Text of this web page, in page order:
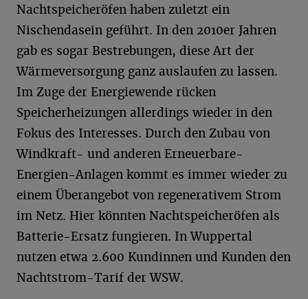
Nachtspeicheröfen haben zuletzt ein
Nischendasein geführt. In den 2010er Jahren
gab es sogar Bestrebungen, diese Art der
Wärmeversorgung ganz auslaufen zu lassen.
Im Zuge der Energiewende rücken
Speicherheizungen allerdings wieder in den
Fokus des Interesses. Durch den Zubau von
Windkraft- und anderen Erneuerbare-
Energien-Anlagen kommt es immer wieder zu
einem Überangebot von regenerativem Strom
im Netz. Hier könnten Nachtspeicheröfen als
Batterie-Ersatz fungieren. In Wuppertal
nutzen etwa 2.600 Kundinnen und Kunden den
Nachtstrom-Tarif der WSW.